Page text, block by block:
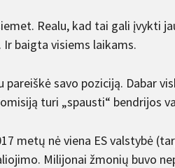
Realu, kad tai gali įvykti
baigta visiems laikams.
pareiškė savo poziciją. Dabar
turi „spausti“ bendrijos
metų nė viena ES valstybė
Milijonai žmonių buvo